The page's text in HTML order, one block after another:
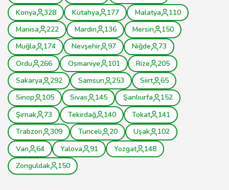
Konya
328 Kütahya 177 Malatya
110
Manisa
222 Mardin 136 Mersin
150
Muğla
174 Nevşehir 97 Niğde
73
Ordu
266 Osmaniye 101 Rize
205
Sakarya
292 Samsun 253 Siirt
65
Sinop
105 Sivas 145 Şanlıurfa
152
Şırnak
73 Tekirdağ 140 Tokat
141
Trabzon
309 Tunceli 20 Uşak
102
Van
64 Yalova 91 Yozgat
148
Zonguldak
150